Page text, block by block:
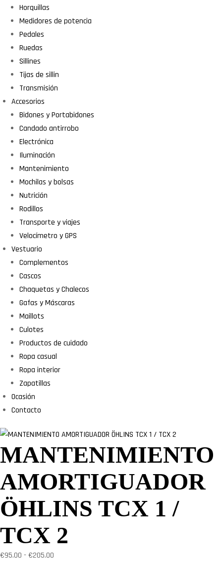
Horquillas
Medidores de potencia
Pedales
Ruedas
Sillines
Tijas de sillin
Transmisión
Accesorios
Bidones y Portabidones
Candado antirrobo
Electrónica
Iluminación
Mantenimiento
Mochilas y bolsas
Nutrición
Rodillos
Transporte y viajes
Velocímetro y GPS
Vestuario
Complementos
Cascos
Chaquetas y Chalecos
Gafas y Máscaras
Maillots
Culotes
Productos de cuidado
Ropa casual
Ropa interior
Zapatillas
Ocasión
Contacto
MANTENIMIENTO
AMORTIGUADOR
ÖHLINS TCX 1 /
TCX 2
€95.00 -€205.00